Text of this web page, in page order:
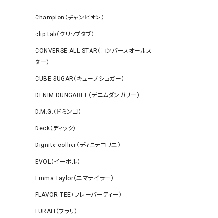
Champion（チャンピオン）
clip.tab（クリップタブ）
CONVERSE ALL STAR（コンバースオールス
ター）
CUBE SUGAR（キューブシュガー）
DENIM DUNGAREE（デニムダンガリー）
D.M.G.（ドミンゴ）
Deck（ディック）
Dignite collier（ディニテコリエ）
EVOL（イーボル）
Emma Taylor（エマテイラー）
FLAVOR TEE（フレーバーティー）
FURALI（フラリ）